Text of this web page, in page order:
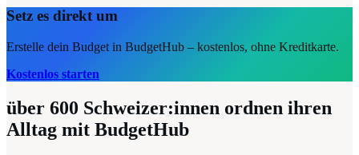
Setz es direkt um
Erstelle dein Budget in BudgetHub – kostenlos, ohne Kreditkarte.
Kostenlos starten
über 600 Schweizer:innen ordnen ihren
Alltag mit BudgetHub